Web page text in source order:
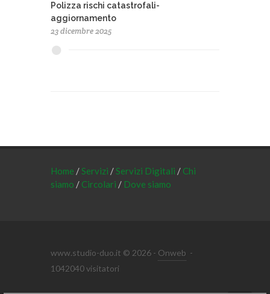
Polizza rischi catastrofali-
aggiornamento
23 dicembre 2025
Home /Servizi /Servizi Digitali / Chi
siamo / Circolari / Dove siamo
www.studio-duo.it © 2026 - Onweb -
1042040 visitatori